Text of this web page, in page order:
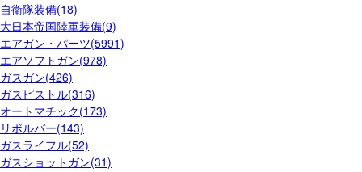
自衛隊装備(18)
大日本帝国陸軍装備(9)
エアガン・パーツ(5991)
エアソフトガン(978)
ガスガン(426)
ガスピストル(316)
オートマチック(173)
リボルバー(143)
ガスライフル(52)
ガスショットガン(31)